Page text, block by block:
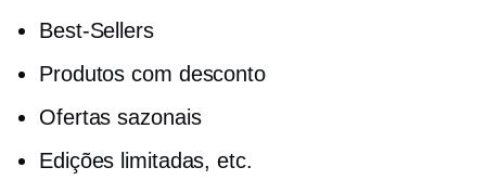
Best-Sellers
Produtos com desconto
Ofertas sazonais
Edições limitadas, etc.